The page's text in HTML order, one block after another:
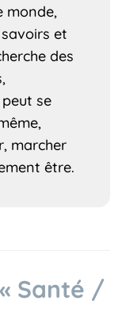
monde,
et
des
peut se
marcher
être.
Santé /